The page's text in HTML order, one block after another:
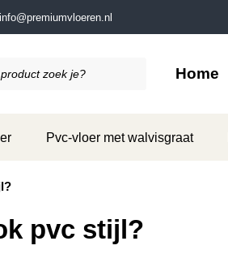
info@premiumvloeren.nl
Home
Pvc-vloer met walvisgraat
pvc stijl?